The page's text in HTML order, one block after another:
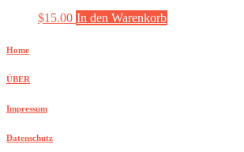
$15.00 In den Warenkorb
Home
ÜBER
Impressum
Datenschutz